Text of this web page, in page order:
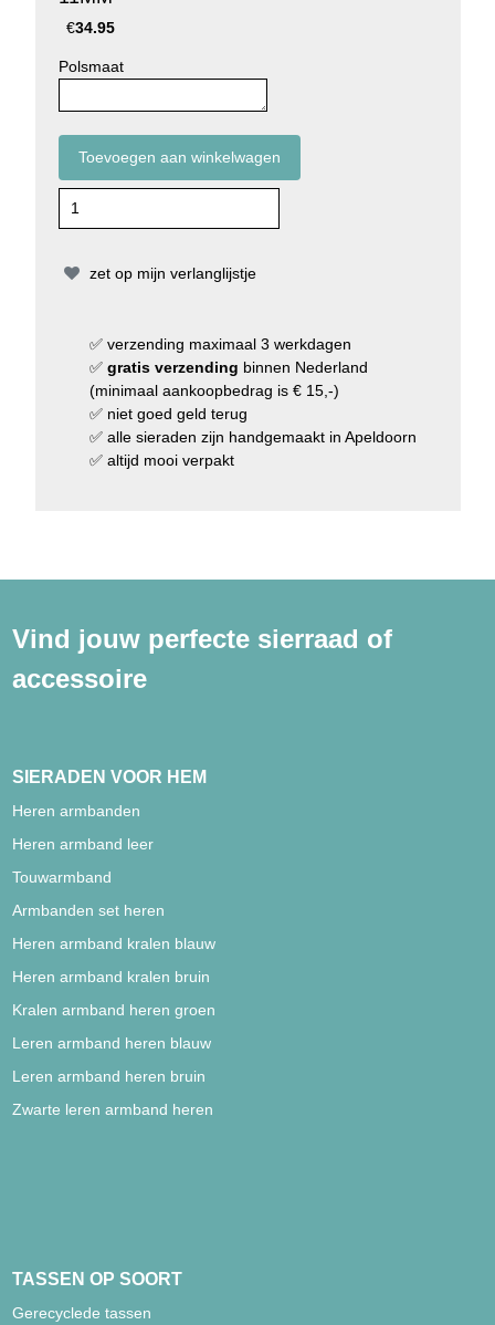
€34.95
Polsmaat
zet op mijn verlanglijstje
✅ verzending maximaal 3 werkdagen
✅ gratis verzending binnen Nederland
(minimaal aankoopbedrag is € 15,-)
✅ niet goed geld terug
✅ alle sieraden zijn handgemaakt in Apeldoorn
✅ altijd mooi verpakt
Vind jouw perfecte sierraad of
accessoire
SIERADEN VOOR HEM
Heren armbanden
Heren armband leer
Touwarmband
Armbanden set heren
Heren armband kralen blauw
Heren armband kralen bruin
Kralen armband heren groen
Leren armband heren blauw
Leren armband heren bruin
Zwarte leren armband heren
TASSEN OP SOORT
Gerecyclede tassen